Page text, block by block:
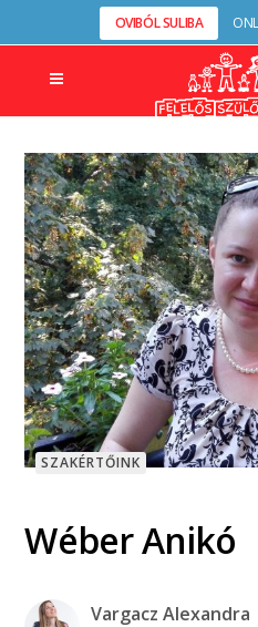
OVIBÓL SULIBA
SZAKÉRTŐINK
Wéber Anikó
Vargacz Alexandra